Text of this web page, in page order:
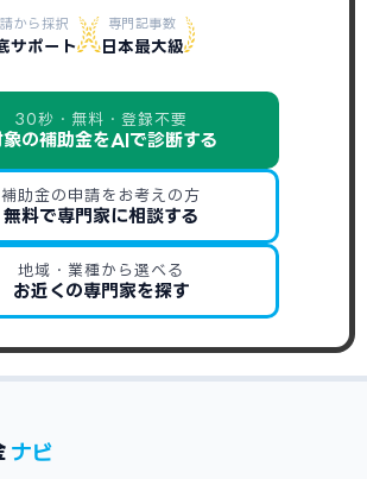
から採択
サポート
専門記事数
日本最大級
30秒・無料・登録不要
象の補助金をAIで診断する
補助金の申請をお考えの方
無料で専門家に相談する
地域・業種から選べる
お近くの専門家を探す
ナビ